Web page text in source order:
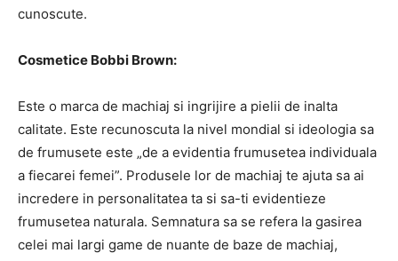
cunoscute.
Cosmetice Bobbi Brown:
Este o marca de machiaj si ingrijire a pielii de inalta
calitate. Este recunoscuta la nivel mondial si ideologia sa
de frumusete este „de a evidentia frumusetea individuala
a fiecarei femei”. Produsele lor de machiaj te ajuta sa ai
incredere in personalitatea ta si sa-ti evidentieze
frumusetea naturala. Semnatura sa se refera la gasirea
celei mai largi game de nuante de baze de machiaj,